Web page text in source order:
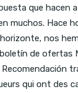
que hacen
muchos. Hace
nos
de
qui ont des